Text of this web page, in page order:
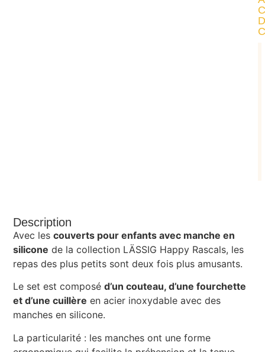
Description
Avec lescouverts pour enfants avec manche en
silicone de la collection LÄSSIG Happy Rascals, les
repas des plus petits sont deux fois plus amusants.
Le set est composéd’un couteau, d’une fourchette
et d’une cuillère en acier inoxydable avec des
manches en silicone.
La particularité : les manches ont une forme